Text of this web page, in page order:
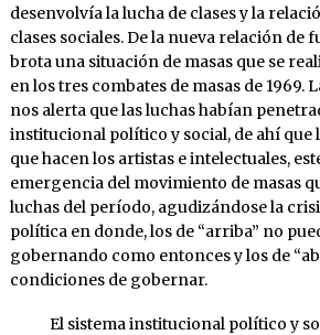
desenvolvía la lucha de clases y la
clases sociales. De la nueva relación de
brota una situación de masas que se
en los tres combates de masas de 1969.
nos alerta que las luchas habían
institucional político y social, de ahí que
que hacen los artistas e intelectuales,
emergencia del movimiento de masas
luchas del período, agudizándose la
política en donde, los de “arriba” no
gobernando como entonces y los de
condiciones de gobernar.
El sistema institucional político y